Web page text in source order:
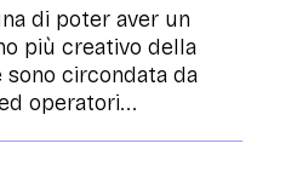
di poter aver un
più creativo della
circondata da
operatori...